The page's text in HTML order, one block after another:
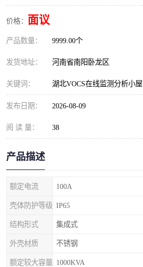
价格： 面议
产品数量： 9999.00个
发货地址： 河南省南阳卧龙区
关键词： 湖北VOCS在线监测分析小屋
发布日期： 2026-08-09
阅 读 量： 38
产品描述
额定电流 100A
壳体防护等级 IP65
结构形式 集成式
外壳材质 不锈钢
额定较大容量 1000KVA